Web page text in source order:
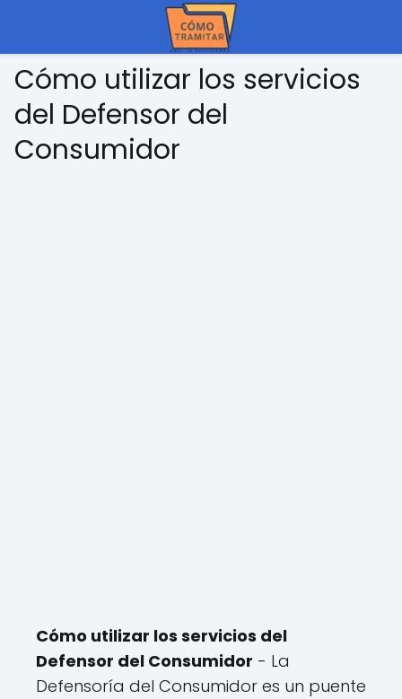
Cómo utilizar los servicios
del Defensor del
Consumidor
Cómo utilizar los servicios del
Defensor del Consumidor - La
Defensoría del Consumidor es un puente